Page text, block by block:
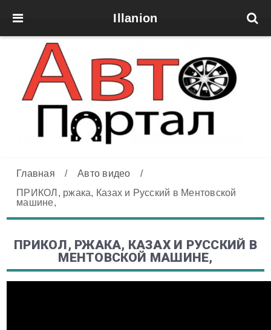
Illanion
Главная / Авто видео
/
ПРИКОЛ, ржака, Казах и Русский в Ментовской
машине,
ПРИКОЛ, РЖАКА, КАЗАХ И РУССКИЙ В
МЕНТОВСКОЙ МАШИНЕ,